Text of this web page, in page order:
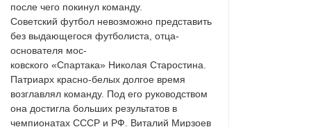
после чего покинул команду.
Советский футбол невозможно представить
без выдающегося футболиста, отца-
основателя мос-
ковского «Спартака» Николая Старостина.
Патриарх красно-белых долгое время
возглавлял команду. Под его руководством
она достигла больших результатов в
чемпионатах СССР и РФ. Виталий Мирзоев